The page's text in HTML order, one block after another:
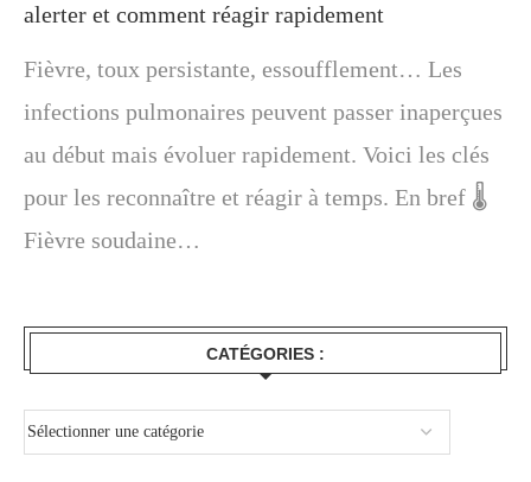
alerter et comment réagir rapidement
Fièvre, toux persistante, essoufflement… Les
infections pulmonaires peuvent passer inaperçues
au début mais évoluer rapidement. Voici les clés
pour les reconnaître et réagir à temps. En bref 🌡️
Fièvre soudaine…
CATÉGORIES :